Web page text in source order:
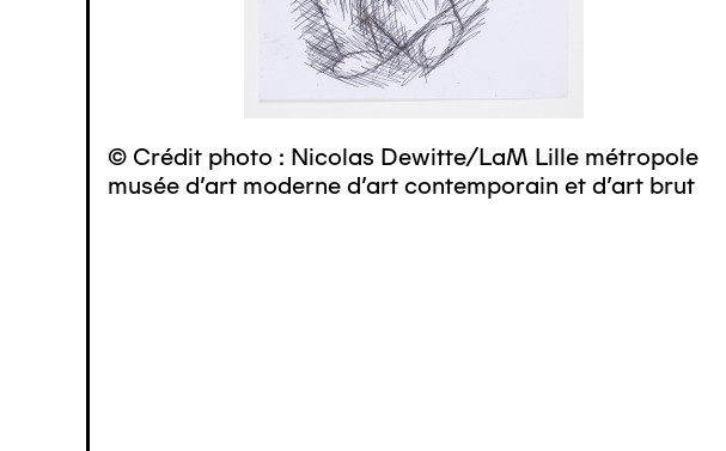
© Crédit photo : Nicolas Dewitte/LaM Lille métropole
musée d’art moderne d’art contemporain et d’art brut